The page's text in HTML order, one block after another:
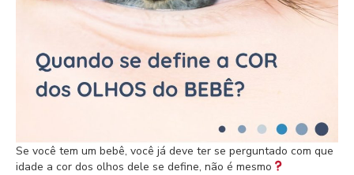
Se você tem um bebê, você já deve ter se perguntado com que
idade a cor dos olhos dele se define, não é mesmo